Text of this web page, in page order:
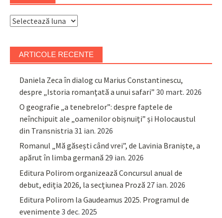
Arhive
ARTICOLE RECENTE
Daniela Zeca în dialog cu Marius Constantinescu,
despre „Istoria romanțată a unui safari” 30 mart. 2026
O geografie „a tenebrelor”: despre faptele de
neînchipuit ale „oamenilor obișnuiți” și Holocaustul
din Transnistria 31 ian. 2026
Romanul „Mă găsești când vrei”, de Lavinia Braniște, a
apărut în limba germană 29 ian. 2026
Editura Polirom organizează Concursul anual de
debut, ediția 2026, la secțiunea Proză 27 ian. 2026
Editura Polirom la Gaudeamus 2025. Programul de
evenimente 3 dec. 2025